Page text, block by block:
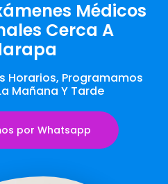
Médicos
Cerca A
Horarios, Programamos
Mañana Y Tarde
por Whatsapp